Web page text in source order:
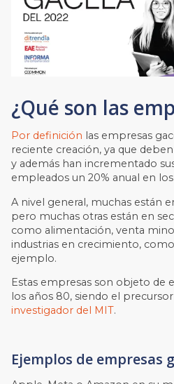
¿Qué son las
Por definición las empresas
reciente creación, ya que
y además han incrementado
empleados un 20% anual en
A nivel general, muchas están
pero muchas otras están en
como alimentación, venta
industrias en crecimiento,
ejemplo.
Estas empresas son objeto de
los años 80, siendo el
investigador del MIT.
Ejemplos de empresas